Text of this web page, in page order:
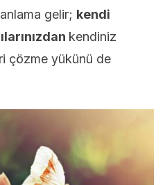
gelir; kendi
kendiniz
çözme yükünü de